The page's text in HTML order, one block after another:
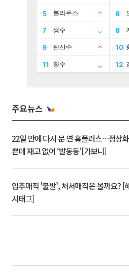
주요뉴스
22일 만에 다시 문 연 홈플러스…정상
쁜데 재고 없어 ‘발동동’[가보니]
입추매직 '불발', 처서매직은 올까요? [
시태그]